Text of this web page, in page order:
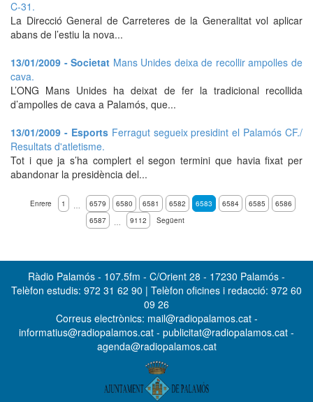
C-31.
La Direcció General de Carreteres de la Generalitat vol aplicar
abans de l’estiu la nova...
13/01/2009 - Societat Mans Unides deixa de recollir ampolles de
cava.
L’ONG Mans Unides ha deixat de fer la tradicional recollida
d’ampolles de cava a Palamós, que...
13/01/2009 - Esports Ferragut segueix presidint el Palamós CF./
Resultats d'atletisme.
Tot i que ja s’ha complert el segon termini que havia fixat per
abandonar la presidència del...
Enrere 1 … 6579 6580 6581 6582 6583 6584 6585
6586
6587
… 9112 Següent
Ràdio Palamós - 107.5fm - C/Orient 28 - 17230 Palamós -
Telèfon estudis: 972 31 62 90 | Telèfon oficines i redacció: 972 60
09 26
Correus electrònics: mail@radiopalamos.cat -
informatius@radiopalamos.cat - publicitat@radiopalamos.cat -
agenda@radiopalamos.cat